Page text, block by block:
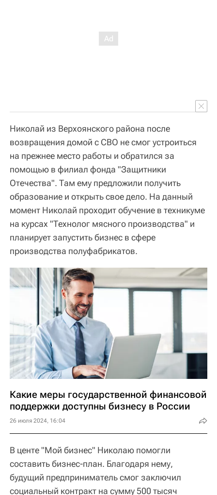
Николай из Верхоянского района после
возвращения домой с СВО не смог устроиться
на прежнее место работы и обратился за
помощью в филиал фонда "Защитники
Отечества". Там ему предложили получить
образование и открыть свое дело. На данный
момент Николай проходит обучение в техникуме
на курсах "Технолог мясного производства" и
планирует запустить бизнес в сфере
производства полуфабрикатов.
Какие меры государственной финансовой
поддержки доступны бизнесу в России
26 июля 2024, 16:04
В центе "Мой бизнес" Николаю помогли
составить бизнес-план. Благодаря нему,
будущий предприниматель смог заключил
социальный контракт на сумму 500 тысяч